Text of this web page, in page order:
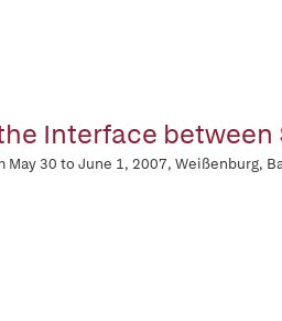
Interface between
30 to June 1, 2007, Weißenburg,